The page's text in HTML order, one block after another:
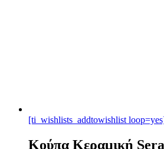
[ti_wishlists_addtowishlist
Κούπα Κεραμική